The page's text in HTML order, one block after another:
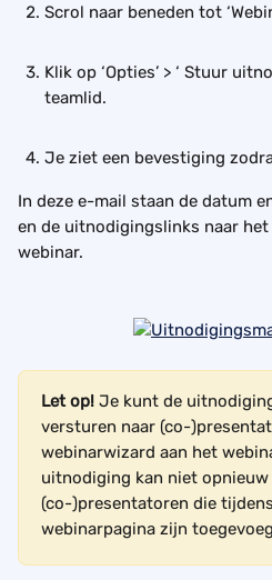
Scrol naar beneden tot
Klik op ‘Opties’ > ‘ Stuur
teamlid.
Je ziet een bevestiging
In deze e-mail staan de datum
en de uitnodigingslinks naar
webinar.
Let op! Je kunt de
versturen naar (co-
webinarwizard aan het
uitnodiging kan niet
(co-)presentatoren die
webinarpagina zijn